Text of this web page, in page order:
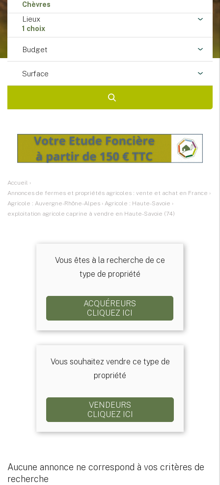
Chèvres
Lieux
1 choix
Budget
Surface
Accueil ›
Annonces de fermes et propriétés agricoles : vente et achat en France ›
Agricole : Auvergne-Rhône-Alpes › Agricole : Haute-Savoie ›
exploitation agricole caprine à vendre en Haute-Savoie (74)
Vous êtes à la recherche de ce
type de propriété
ACQUÉREURS
CLIQUEZ ICI
Vous souhaitez vendre ce type de
propriété
VENDEURS
CLIQUEZ ICI
Aucune annonce ne correspond à vos critères de
recherche